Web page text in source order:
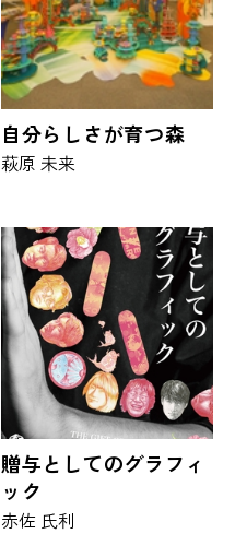
自分らしさが育つ森
萩原 未来
贈与としてのグラフィ
ック
赤佐 氏利